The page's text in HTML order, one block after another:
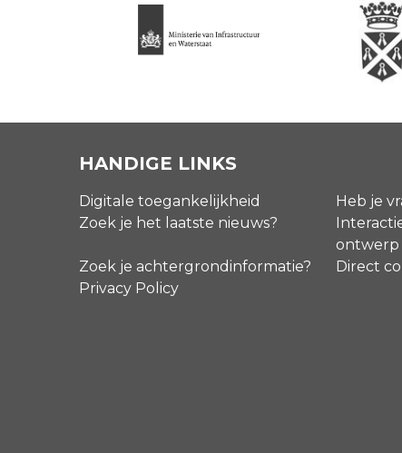
HANDIGE LINKS
Digitale toegankelijkheid
Heb je
Zoek je het laatste nieuws?
ontwerp
Zoek je achtergrondinformatie?
Direct
Privacy Policy